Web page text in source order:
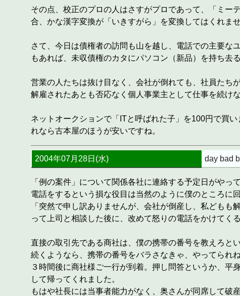
その点、校正のプロの人はさすがプロであって、「ミー
合、かな漢字変換が「いきすがら」を変換してはくれま
さて、今日は債権者の訪問も山を越し、電話での主要な
もあれば、未収債権のカタにパソコン（新品）を持ち去
営業の人たちは抜け目なく、会社が倒れても、社員たち
解雇されたあとも否応なく個人事業主として仕事を続け
ネットオークションで「ITと呼ばれた子」を100円で買
れなら古本屋のほうが安いですね。
2004年07月28日(水) day bad
「例の案件」について関係各社に連絡する予定日がやっ
電話をするという損な役目は当然のように僕のところに
「突然で申し訳ありませんが、会社が倒産し、私ども
って上司と相談した後に、改めて怒りの電話をかけてく
直接の取引先である商社は、僕の携帯の番号を教えろと
続くようなら、携帯の番号をバラさなきゃ、やってられ
３時間後に商社様ご一行が到着。押し問答というか、
して帰ってくれました。
もはや社長には当事者能力がなく、奥さんが同席して破